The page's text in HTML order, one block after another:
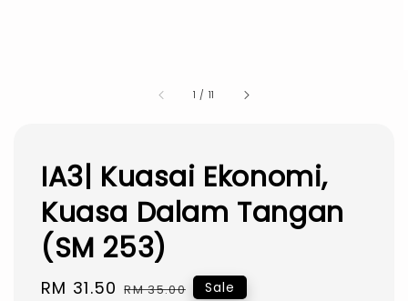
1 / 11
IA3| Kuasai Ekonomi,
Kuasa Dalam Tangan
(SM 253)
Sale
RM 31.50 Regular
RM 35.00 Sale